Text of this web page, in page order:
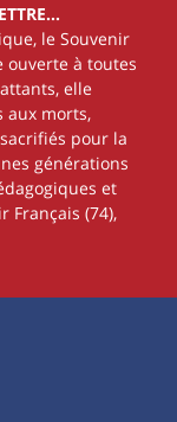
le Souvenir
ouverte à toutes
elle
aux morts,
pour la
générations
et
Français (74),